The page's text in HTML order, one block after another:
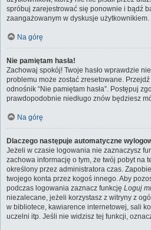
spróbuj zarejestrować się ponownie i bądź
zaangażowanym w dyskusje użytkownikiem.
Na górę
Nie pamiętam hasła!
Zachowaj spokój! Twoje hasło wprawdzie
problemu może zostać zresetowane.
odnośnik “Nie pamiętam hasła”. Postępuj
prawdopodobnie niedługo znów będziesz
Na górę
Dlaczego następuje automatyczne
Jeżeli w czasie logowania nie zaznaczysz
zachowa informację o tym, że twój pobyt na
określony przez administratora czas.
twojego konta przez kogoś innego. Aby
podczas logowania zaznacz funkcję Loguj
niezalecane, jeżeli korzystasz z witryny z
w bibliotece, kawiarence internetowej, sali
uczelni itp. Jeśli nie widzisz tej funkcji,